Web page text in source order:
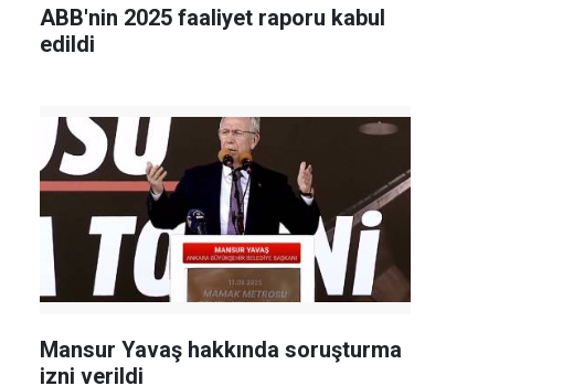
ABB'nin 2025 faaliyet raporu kabul
edildi
Mansur Yavaş hakkında soruşturma
izni verildi